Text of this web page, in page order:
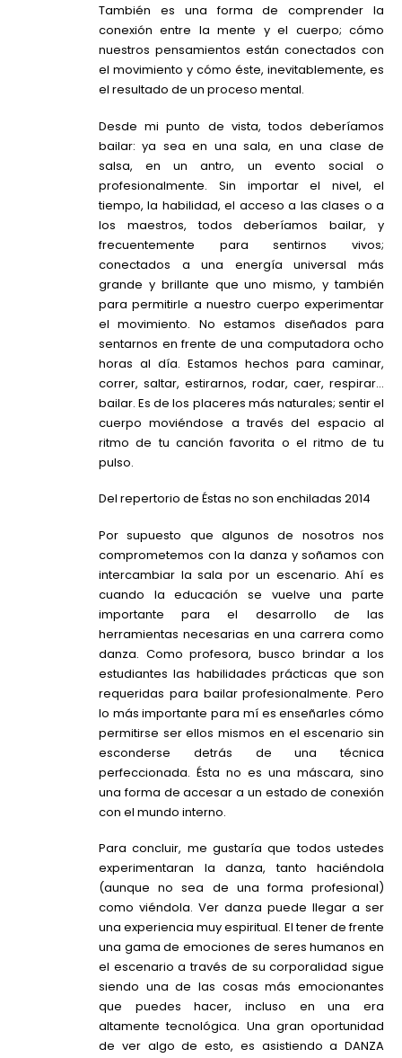
También es una forma de comprender la
conexión entre la mente y el cuerpo; cómo
nuestros pensamientos están conectados con
el movimiento y cómo éste, inevitablemente, es
el resultado de un proceso mental.
Desde mi punto de vista, todos deberíamos
bailar: ya sea en una sala, en una clase de
salsa, en un antro, un evento social o
profesionalmente. Sin importar el nivel, el
tiempo, la habilidad, el acceso a las clases o a
los maestros, todos deberíamos bailar, y
frecuentemente para sentirnos vivos;
conectados a una energía universal más
grande y brillante que uno mismo, y también
para permitirle a nuestro cuerpo experimentar
el movimiento. No estamos diseñados para
sentarnos en frente de una computadora ocho
horas al día. Estamos hechos para caminar,
correr, saltar, estirarnos, rodar, caer, respirar…
bailar. Es de los placeres más naturales; sentir el
cuerpo moviéndose a través del espacio al
ritmo de tu canción favorita o el ritmo de tu
pulso.
Del repertorio de Éstas no son enchiladas 2014
Por supuesto que algunos de nosotros nos
comprometemos con la danza y soñamos con
intercambiar la sala por un escenario. Ahí es
cuando la educación se vuelve una parte
importante para el desarrollo de las
herramientas necesarias en una carrera como
danza. Como profesora, busco brindar a los
estudiantes las habilidades prácticas que son
requeridas para bailar profesionalmente. Pero
lo más importante para mí es enseñarles cómo
permitirse ser ellos mismos en el escenario sin
esconderse detrás de una técnica
perfeccionada. Ésta no es una máscara, sino
una forma de accesar a un estado de conexión
con el mundo interno.
Para concluir, me gustaría que todos ustedes
experimentaran la danza, tanto haciéndola
(aunque no sea de una forma profesional)
como viéndola. Ver danza puede llegar a ser
una experiencia muy espiritual. El tener de frente
una gama de emociones de seres humanos en
el escenario a través de su corporalidad sigue
siendo una de las cosas más emocionantes
que puedes hacer, incluso en una era
altamente tecnológica. Una gran oportunidad
de ver algo de esto, es asistiendo a DANZA